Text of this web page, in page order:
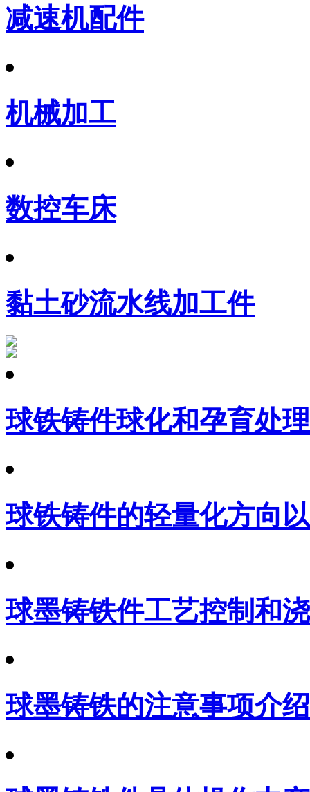
减速机配件
机械加工
数控车床
黏土砂流水线加工件
球铁铸件球化和孕育处
球铁铸件的轻量化方向
球墨铸铁件工艺控制和
球墨铸铁的注意事项介